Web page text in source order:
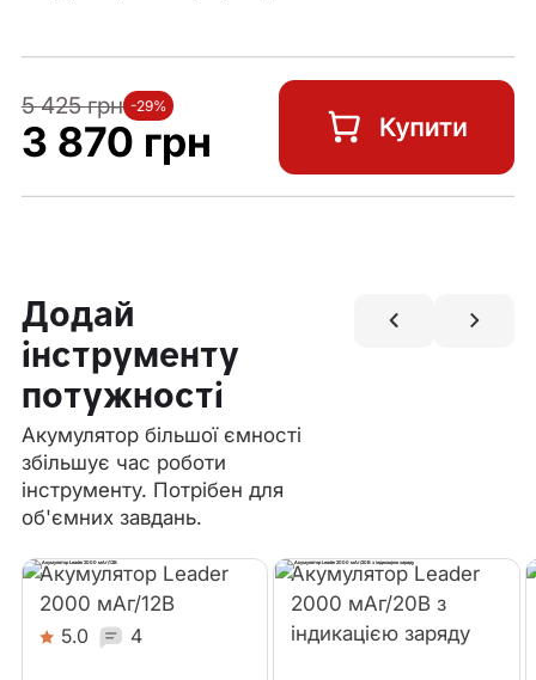
5 425 грн -29%
3 870 грн
Додай
інструменту
потужності
Акумулятор більшої ємності
збільшує час роботи
інструменту. Потрібен для
об'ємних завдань.
Акумулятор Leader
2000 мАг/12В
5.0 4
Акумулятор Leader
2000 мАг/20В з
індикацією заряду